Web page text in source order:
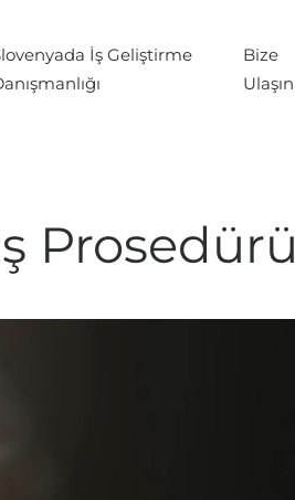
İş Geliştirme
Bize
Ulaşın
Prosedürü